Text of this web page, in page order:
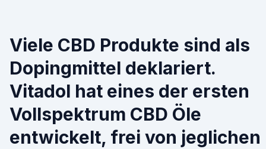
Viele CBD Produkte sind als
Dopingmittel deklariert.
Vitadol hat eines der ersten
Vollspektrum CBD Öle
entwickelt, frei von jeglichen